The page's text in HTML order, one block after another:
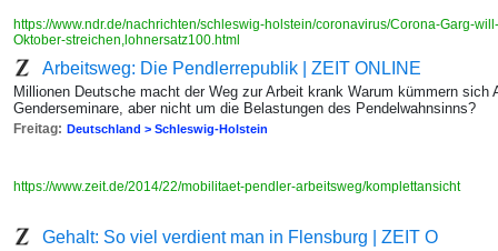
https://www.ndr.de/nachrichten/schleswig-holstein/coronavirus/Corona-Garg-
Oktober-streichen,lohnersatz100.html
Arbeitsweg: Die Pendlerrepublik | ZEIT ONLINE
Millionen Deutsche macht der Weg zur Arbeit krank Warum kümmern sich
Genderseminare, aber nicht um die Belastungen des Pendelwahnsinns?
Freitag: Deutschland > Schleswig-Holstein
https://www.zeit.de/2014/22/mobilitaet-pendler-arbeitsweg/komplettansicht
Gehalt: So viel verdient man in Flensburg | ZEIT O